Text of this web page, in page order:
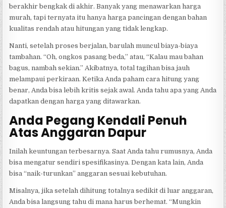
berakhir bengkak di akhir. Banyak yang menawarkan harga
murah, tapi ternyata itu hanya harga pancingan dengan bahan
kualitas rendah atau hitungan yang tidak lengkap.
Nanti, setelah proses berjalan, barulah muncul biaya-biaya
tambahan. “Oh, ongkos pasang beda,” atau, “Kalau mau bahan
bagus, nambah sekian.” Akibatnya, total tagihan bisa jauh
melampaui perkiraan. Ketika Anda paham cara hitung yang
benar, Anda bisa lebih kritis sejak awal. Anda tahu apa yang Anda
dapatkan dengan harga yang ditawarkan.
Anda Pegang Kendali Penuh
Atas Anggaran Dapur
Inilah keuntungan terbesarnya. Saat Anda tahu rumusnya, Anda
bisa mengatur sendiri spesifikasinya. Dengan kata lain, Anda
bisa “naik-turunkan” anggaran sesuai kebutuhan.
Misalnya, jika setelah dihitung totalnya sedikit di luar anggaran,
Anda bisa langsung tahu di mana harus berhemat. “Mungkin